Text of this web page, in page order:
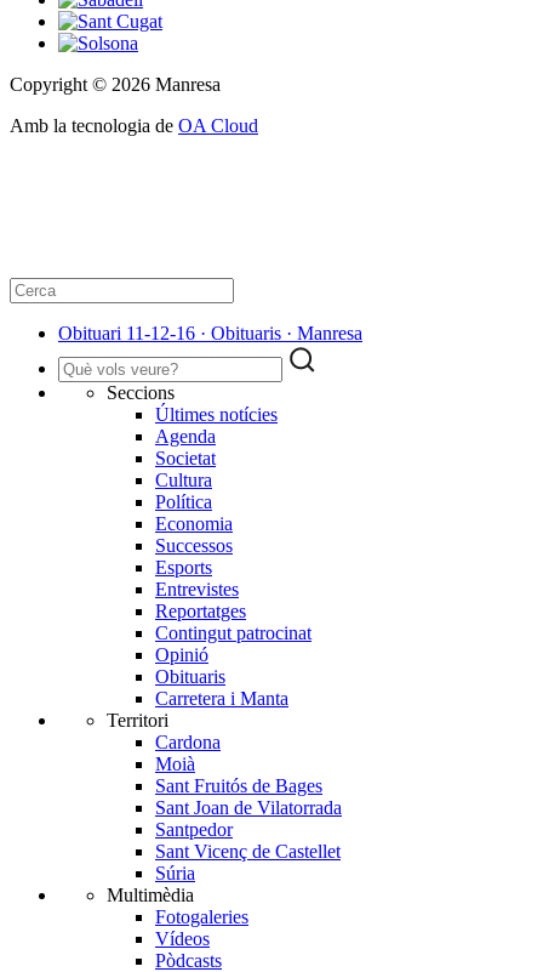
Copyright © 2026 Manresa
Amb la tecnologia de OA Cloud
Obituari 11-12-16 · Obituaris · Manresa
Seccions
Últimes notícies
Agenda
Societat
Cultura
Política
Economia
Successos
Esports
Entrevistes
Reportatges
Contingut patrocinat
Opinió
Obituaris
Carretera i Manta
Territori
Cardona
Moià
Sant Fruitós de Bages
Sant Joan de Vilatorrada
Santpedor
Sant Vicenç de Castellet
Súria
Multimèdia
Fotogaleries
Vídeos
Pòdcasts